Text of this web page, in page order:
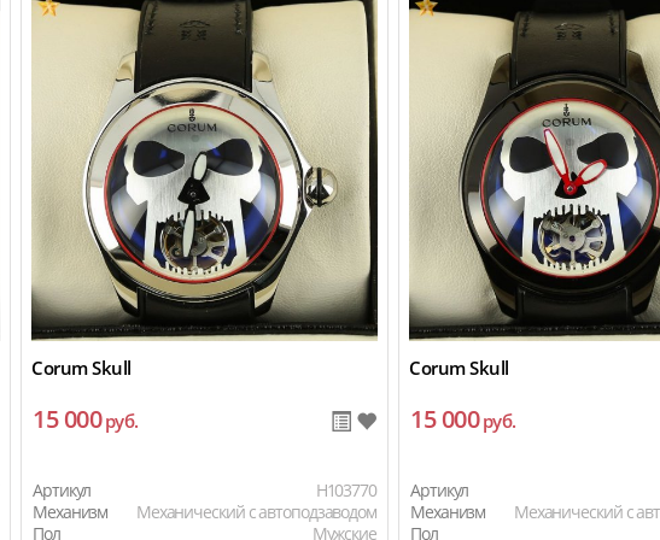
Corum Skull
15 000руб.
Артикул
H103770
Механизм
Механический с автоподзаводом
Пол
Мужские
Corum Skull
15 000руб.
Артикул
Механизм
Механический с
Пол